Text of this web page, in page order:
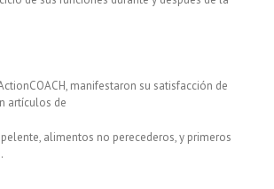
manifestaron su satisfacción de
artículos de
alimentos no perecederos, y primeros